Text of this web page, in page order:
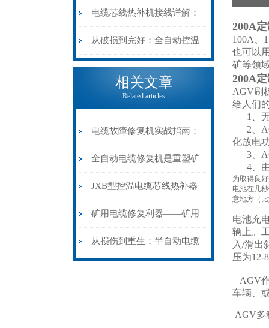
断逻辑
辑
工作原理：揭秘高效润滑的
机械密码
电缆芯线热补机接线详解：
从入门到精通
从破损到完好：全自动控温
电缆热补机的核心价值
相关文章
Related articles
电缆故障修复机实战指南：
从“盲测”到“精确定点”的三
步作业法
全自动电缆修复机是重塑矿
山电力动脉的“智能外科医
生”
JXB型控温电缆芯线热补器
安装与接线：精准修复的工
艺基石
矿用电缆修复利器——矿用
电缆热补机智能控温，安全
从损伤到重生：半自动电缆
200A
100A、
也可以
矿等领
200A
AGV刷
给人们
1、无
2、
化放电
3、
4、由
为取得良
电池在几
意地方（
电池充
辆上。
入/滑出
压为12-
AGV
车辆、
AGV多